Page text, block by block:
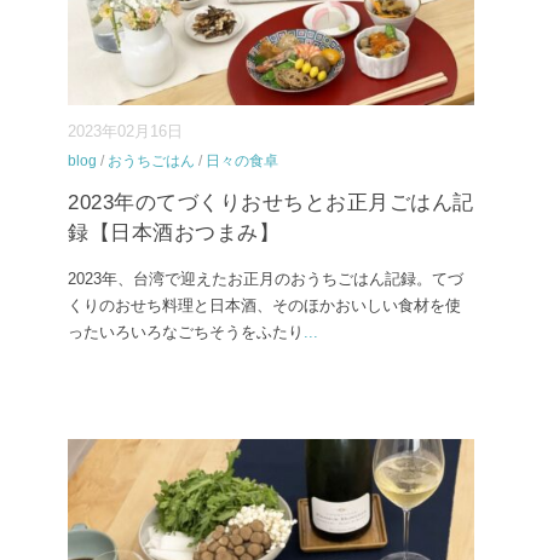
2023年02月16日
blog / おうちごはん / 日々の食卓
2023年のてづくりおせちとお正月ごはん記
録【日本酒おつまみ】
2023年、台湾で迎えたお正月のおうちごはん記録。てづ
くりのおせち料理と日本酒、そのほかおいしい食材を使
ったいろいろなごちそうをふたり ...